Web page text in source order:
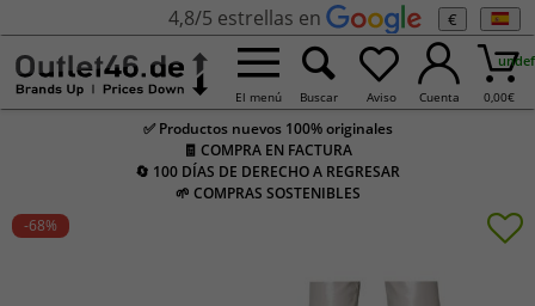
4,8/5 estrellas en €
El menú Buscar Aviso Cuenta 0,00€
✅ Productos nuevos 100% originales
🧾 COMPRA EN FACTURA
🔄 100 DÍAS DE DERECHO A REGRESAR
🌱 COMPRAS SOSTENIBLES
-68%